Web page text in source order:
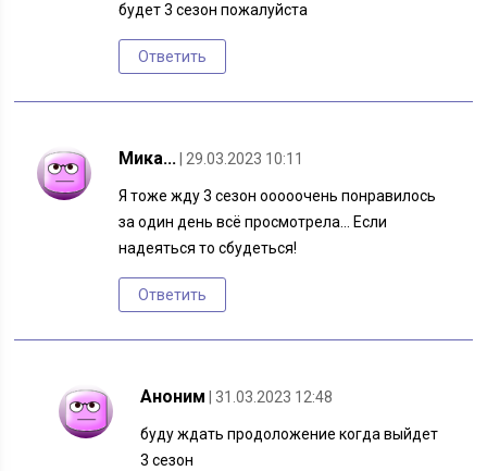
будет 3 сезон пожалуйста
Ответить
Мика... | 29.03.2023 10:11
Я тоже жду 3 сезон ооооочень понравилось
за один день всё просмотрела… Если
надеяться то сбудеться!
Ответить
Аноним | 31.03.2023 12:48
буду ждать продоложение когда выйдет
3 сезон